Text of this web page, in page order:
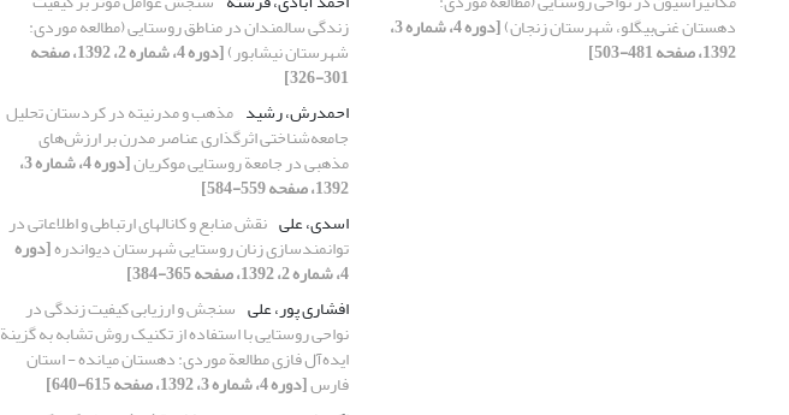
دهستان غنی‌بیگلو، شهرستان زنجان) [دوره 4، شماره 3،
1392، صفحه 481-503]
زندگی سالمندان در مناطق روستایی (مطالعه موردی:
شهرستان نیشابور) [دوره 4، شماره 2، 1392، صفحه
301-326]
احمدرش، رشید مذهب و مدرنیته در کردستان تحلیل
جامعه‌شناختی اثرگذاری عناصر مدرن بر ارزش‌های
مذهبی در جامعة روستایی موکریان [دوره 4، شماره 3،
1392، صفحه 559-584]
اسدی، علی نقش منابع و کانال‏های ارتباطی و اطلاعاتی در
توانمندسازی زنان روستایی شهرستان دیواندره[دوره
4، شماره 2، 1392، صفحه 365-384]
افشاری پور، علی سنجش و ارزیابی کیفیت زندگی در
نواحی روستایی با استفاده از تکنیک روش تشابه به گزینة
ایده‌آل فازی مطالعة موردی: دهستان میانده - استان
فارس[دوره 4، شماره 3، 1392، صفحه 615-640]